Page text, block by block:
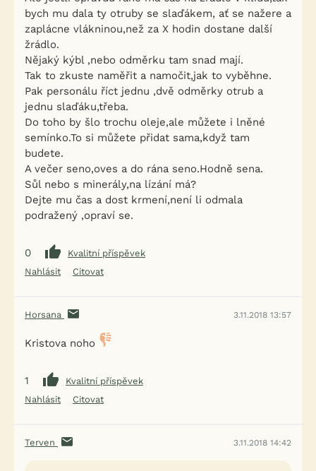
bych mu dala ty otruby se slaďákem, ať se nažere a
zaplácne vlákninou,než za X hodin dostane další
žrádlo.
Nějaký kýbl ,nebo odměrku tam snad mají.
Tak to zkuste naměřit a namočit,jak to vyběhne.
Pak personálu říct jednu ,dvě odměrky otrub a
jednu slaďáku,třeba.
Do toho by šlo trochu oleje,ale můžete i lněné
semínko.To si můžete přidat sama,když tam
budete.
A večer seno,oves a do rána seno.Hodně sena.
Sůl nebo s minerály,na lízání má?
Dejte mu čas a dost krmení,není li odmala
podražený ,opraví se.
0
Kvalitní příspěvek
Nahlásit
Citovat
Horsana 3.11.2018 13:57
Kristova noho
1
Kvalitní příspěvek
Nahlásit
Citovat
Terven 3.11.2018 14:42